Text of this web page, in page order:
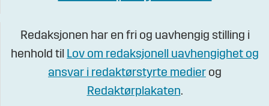
Redaksjonen har en fri og uavhengig stilling i
henhold til Lov om redaksjonell uavhengighet og
ansvar i redaktørstyrte medier og
Redaktørplakaten.